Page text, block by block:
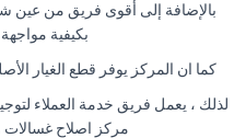
بالإضافة إلى أقوى فريق من عين
بكيفية
كما ان المركز يوفر قطع الغيار
لذلك ، يعمل فريق خدمة العملاء
مركز اصلاح